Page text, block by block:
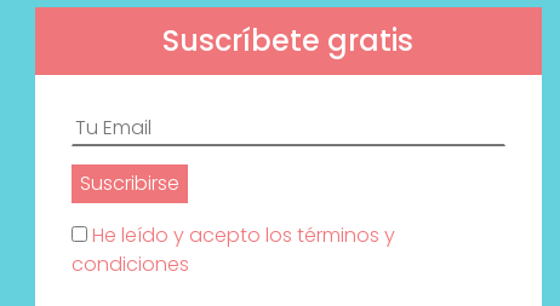
Suscríbete gratis
He leído y acepto los términos y
condiciones